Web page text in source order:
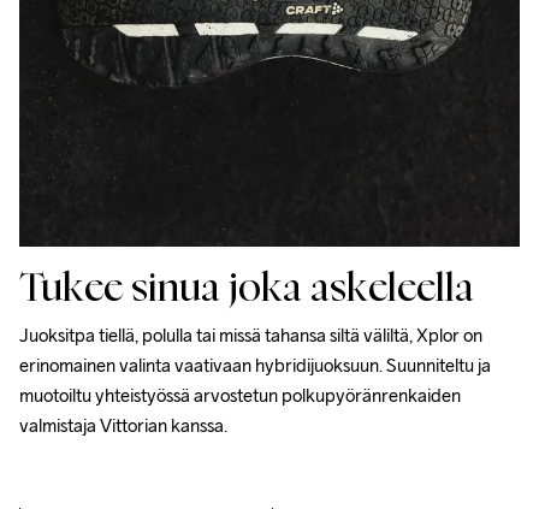
Tukee sinua joka askeleella
Juoksitpa tiellä, polulla tai missä tahansa siltä väliltä, ​​Xplor on
erinomainen valinta vaativaan hybridijuoksuun. Suunniteltu ja
muotoiltu yhteistyössä arvostetun polkupyöränrenkaiden
valmistaja Vittorian kanssa.